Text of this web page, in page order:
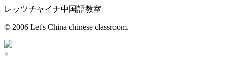
レッツチャイナ中国語教室
© 2006 Let's China chinese classroom.
×